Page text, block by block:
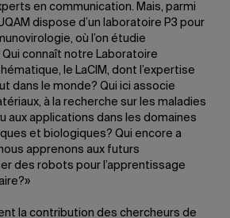
en communication. Mais, parmi
dispose d’un laboratoire P3 pour
où l’on étudie
connaît notre Laboratoire
le LaCIM, dont l’expertise
dans le monde? Qui ici associe
à la recherche sur les maladies
aux applications dans les domaines
et biologiques? Qui encore a
apprenons aux futurs
des robots pour l’apprentissage
la contribution des chercheurs de